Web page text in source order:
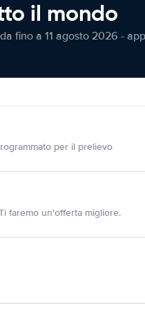
il mondo
fino a 11 agosto 2026 -
per il prelievo
faremo un'offerta migliore.